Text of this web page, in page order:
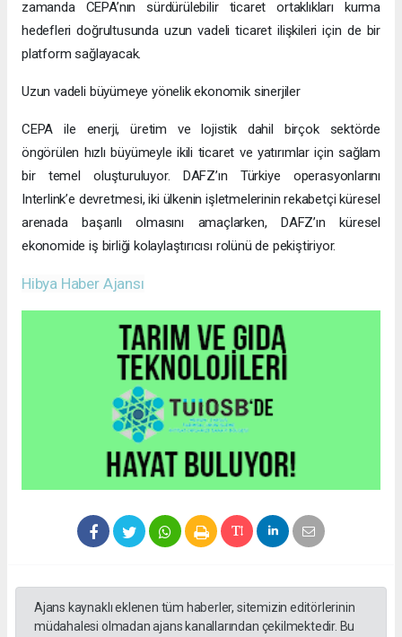
zamanda CEPA’nın sürdürülebilir ticaret ortaklıkları kurma
hedefleri doğrultusunda uzun vadeli ticaret ilişkileri için de bir
platform sağlayacak.
Uzun vadeli büyümeye yönelik ekonomik sinerjiler
CEPA ile enerji, üretim ve lojistik dahil birçok sektörde
öngörülen hızlı büyümeyle ikili ticaret ve yatırımlar için sağlam
bir temel oluşturuluyor. DAFZ’ın Türkiye operasyonlarını
Interlink’e devretmesi, iki ülkenin işletmelerinin rekabetçi küresel
arenada başarılı olmasını amaçlarken, DAFZ’ın küresel
ekonomide iş birliği kolaylaştırıcısı rolünü de pekiştiriyor.
Hibya Haber Ajansı
Ajans kaynaklı eklenen tüm haberler, sitemizin editörlerinin
müdahalesi olmadan ajans kanallarından çekilmektedir. Bu